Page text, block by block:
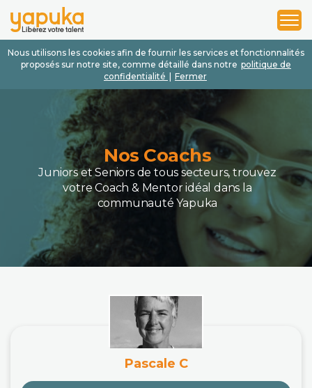
Nous utilisons les cookies afin de fournir les services et fonctionnalités
proposés sur notre site, comme détaillé dans notre politique de
confidentialité
Fermer
1
2
3
Nos Coachs
Juniors et Seniors de tous secteurs, trouvez
votre Coach & Mentor idéal dans la
communauté Yapuka
Pascale C